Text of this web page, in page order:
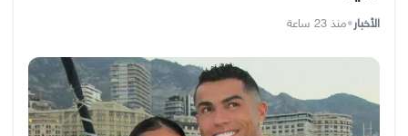
الأخبار•منذ 23 ساعة